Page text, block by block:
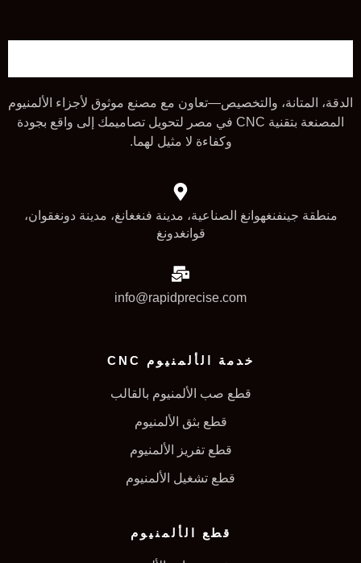
الدقة، المتانة، والتخصيص—تعاون مع مصنع موثوق لأجزاء الألمنيوم
المصنعة بتقنية CNC في مصر لتحويل تصاميمك إلى واقع بجودة
وكفاءة لا مثيل لهما.
منطقة جينفنغهوانغ الصناعية، مدينة فنغغانغ، مدينة دونغقوان،
قوانغدونغ
info@rapidprecise.com
خدمة الألمنيوم CNC
قطع صب الألمنيوم بالقالب
قطع بثق الألمنيوم
قطع تفريز الألمنيوم
قطع تشغيل الألمنيوم
قطع الألمنيوم